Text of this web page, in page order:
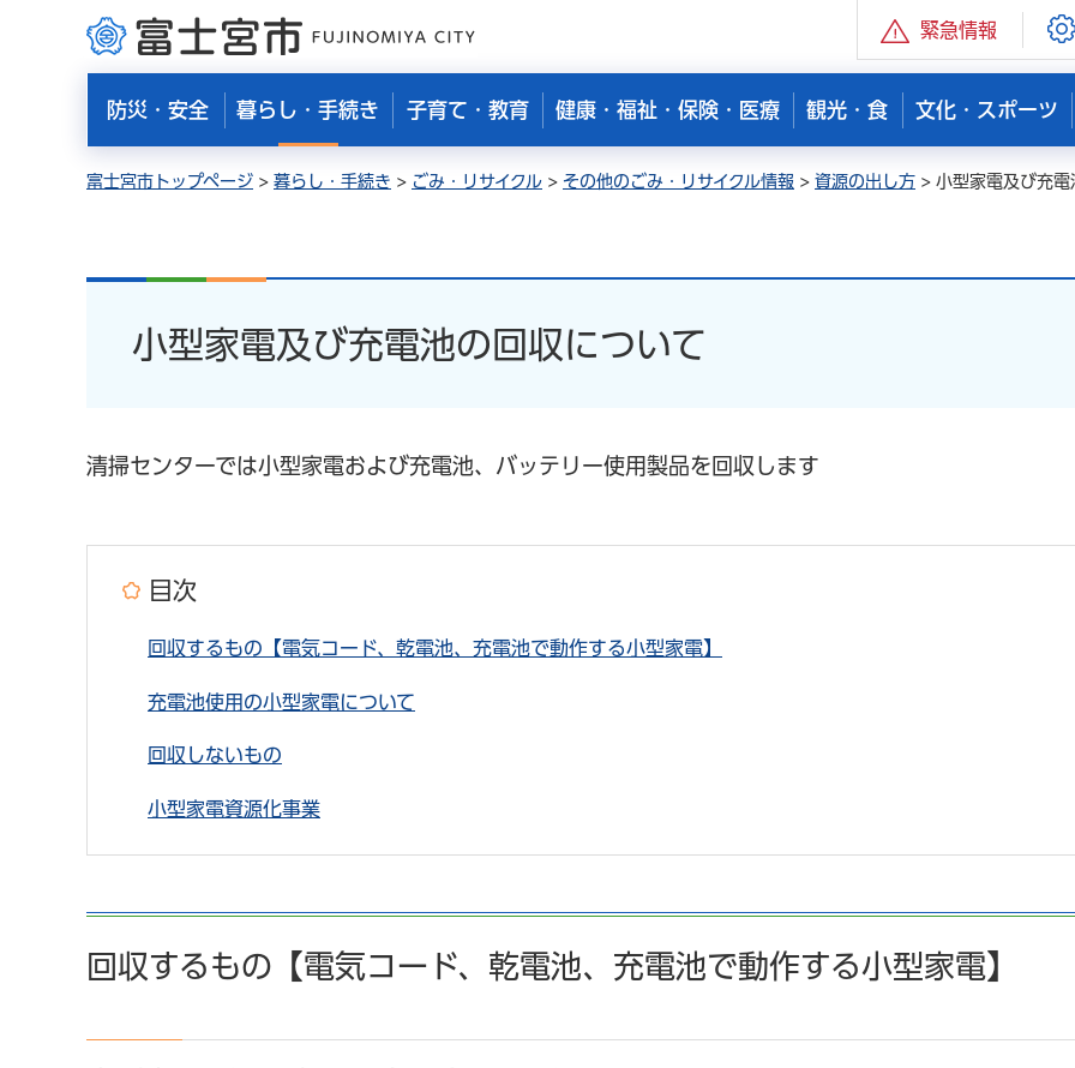
富士宮市 緊急情報
防災・安全 暮らし・手続き 子育て・教育 健康・福祉・保険・医療 観光・食 文化・スポーツ
富士宮市トップページ > 暮らし・手続き > ごみ・リサイクル > その他のごみ・リサイクル情報 > 資源の出し方 > 小型家電及び充電
小型家電及び充電池の回収について
清掃センターでは小型家電および充電池、バッテリー使用製品を回収します
目次
回収するもの【電気コード、乾電池、充電池で動作する小型家電】
充電池使用の小型家電について
回収しないもの
小型家電資源化事業
回収するもの【電気コード、乾電池、充電池で動作する小型家電】